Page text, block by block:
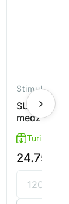
medžiagų
Turime
24.75
›